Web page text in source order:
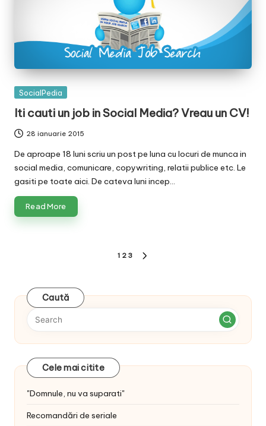
Posted
SocialPedia
Iti cauti un job in Social Media? Vreau un CV!
28 ianuarie 2015
De aproape 18 luni scriu un post pe luna cu locuri de munca in
social media, comunicare, copywriting, relatii publice etc. Le
gasiti pe toate aici. De cateva luni incep…
Read More
1 2 3
Caută
Cele mai citite
"Domnule, nu va suparati"
Recomandări de seriale